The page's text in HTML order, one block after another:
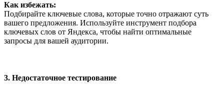
Как избежать:
Подбирайте ключевые слова, которые точно отражают суть
вашего предложения. Используйте инструмент подбора
ключевых слов от Яндекса, чтобы найти оптимальные
запросы для вашей аудитории.
3. Недостаточное тестирование